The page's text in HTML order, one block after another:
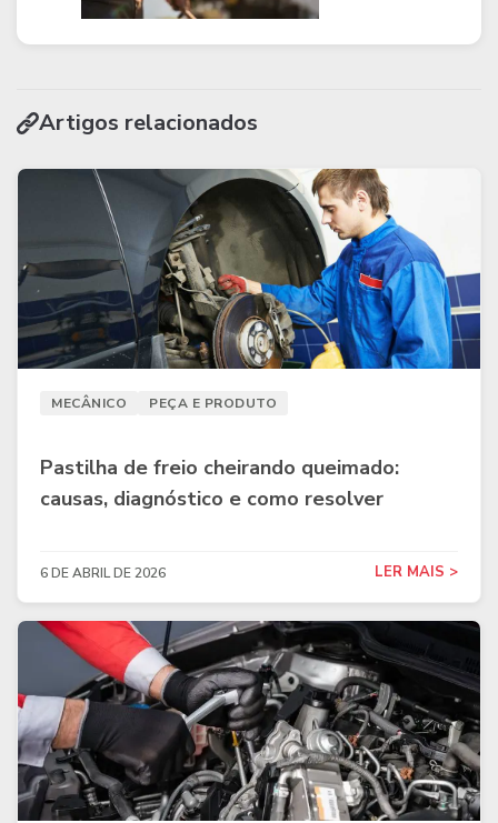
Artigos relacionados
MECÂNICO PEÇA E PRODUTO
Pastilha de freio cheirando queimado:
causas, diagnóstico e como resolver
6 DE ABRIL DE 2026 LER MAIS >